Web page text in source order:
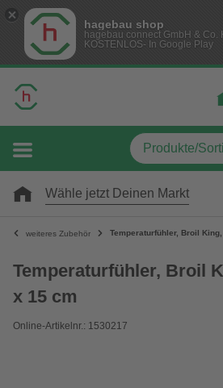
hagebau shop
hagebau connect GmbH & Co.
KOSTENLOS- In Google Play
Wähle jetzt Deinen Markt
weiteres Zubehör Temperaturfühler, Broil
Temperaturfühler, Broil
x 15 cm
Online-Artikelnr.: 1530217